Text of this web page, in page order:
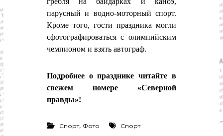
парусный и водно-моторный спорт.
Кроме того, гости праздника могли
сфотографироваться с олимпийским
чемпионом и взять автограф.
Подробнее о празднике читайте в
свежем номере «Северной
правды»!
Спорт, Фото Спорт